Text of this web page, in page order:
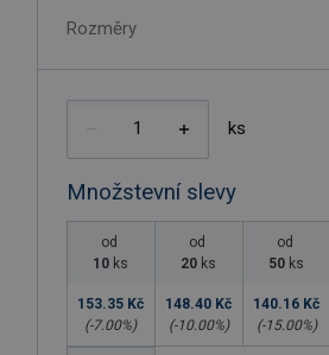
Rozměry
ks
Množstevní slevy
od
10 ks
153.35 Kč
(-7.00%)
od
20 ks
148.40 Kč
(-10.00%)
od
50 ks
140.16 Kč
(-15.00%)